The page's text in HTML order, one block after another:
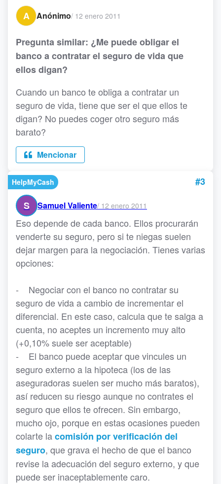
A Anónimo/ 12 enero 2011
Pregunta similar: ¿Me puede obligar el
banco a contratar el seguro de vida que
ellos digan?
Cuando un banco te obliga a contratar un
seguro de vida, tiene que ser el que ellos te
digan? No puedes coger otro seguro más
barato?
Mencionar
HelpMyCash
#3
S
Samuel Valiente/ 12 enero 2011
Eso depende de cada banco. Ellos procurarán
venderte su seguro, pero si te niegas suelen
dejar margen para la negociación. Tienes varias
opciones:
- Negociar con el banco no contratar su
seguro de vida a cambio de incrementar el
diferencial. En este caso, calcula que te salga a
cuenta, no aceptes un incremento muy alto
(+0,10% suele ser aceptable)
- El banco puede aceptar que vincules un
seguro externo a la hipoteca (los de las
aseguradoras suelen ser mucho más baratos),
así reducen su riesgo aunque no contrates el
seguro que ellos te ofrecen. Sin embargo,
mucho ojo, porque en estas ocasiones pueden
colarte lacomisión por verificación del
seguro, que grava el hecho de que el banco
revise la adecuación del seguro externo, y que
puede ser inaceptablemente caro.